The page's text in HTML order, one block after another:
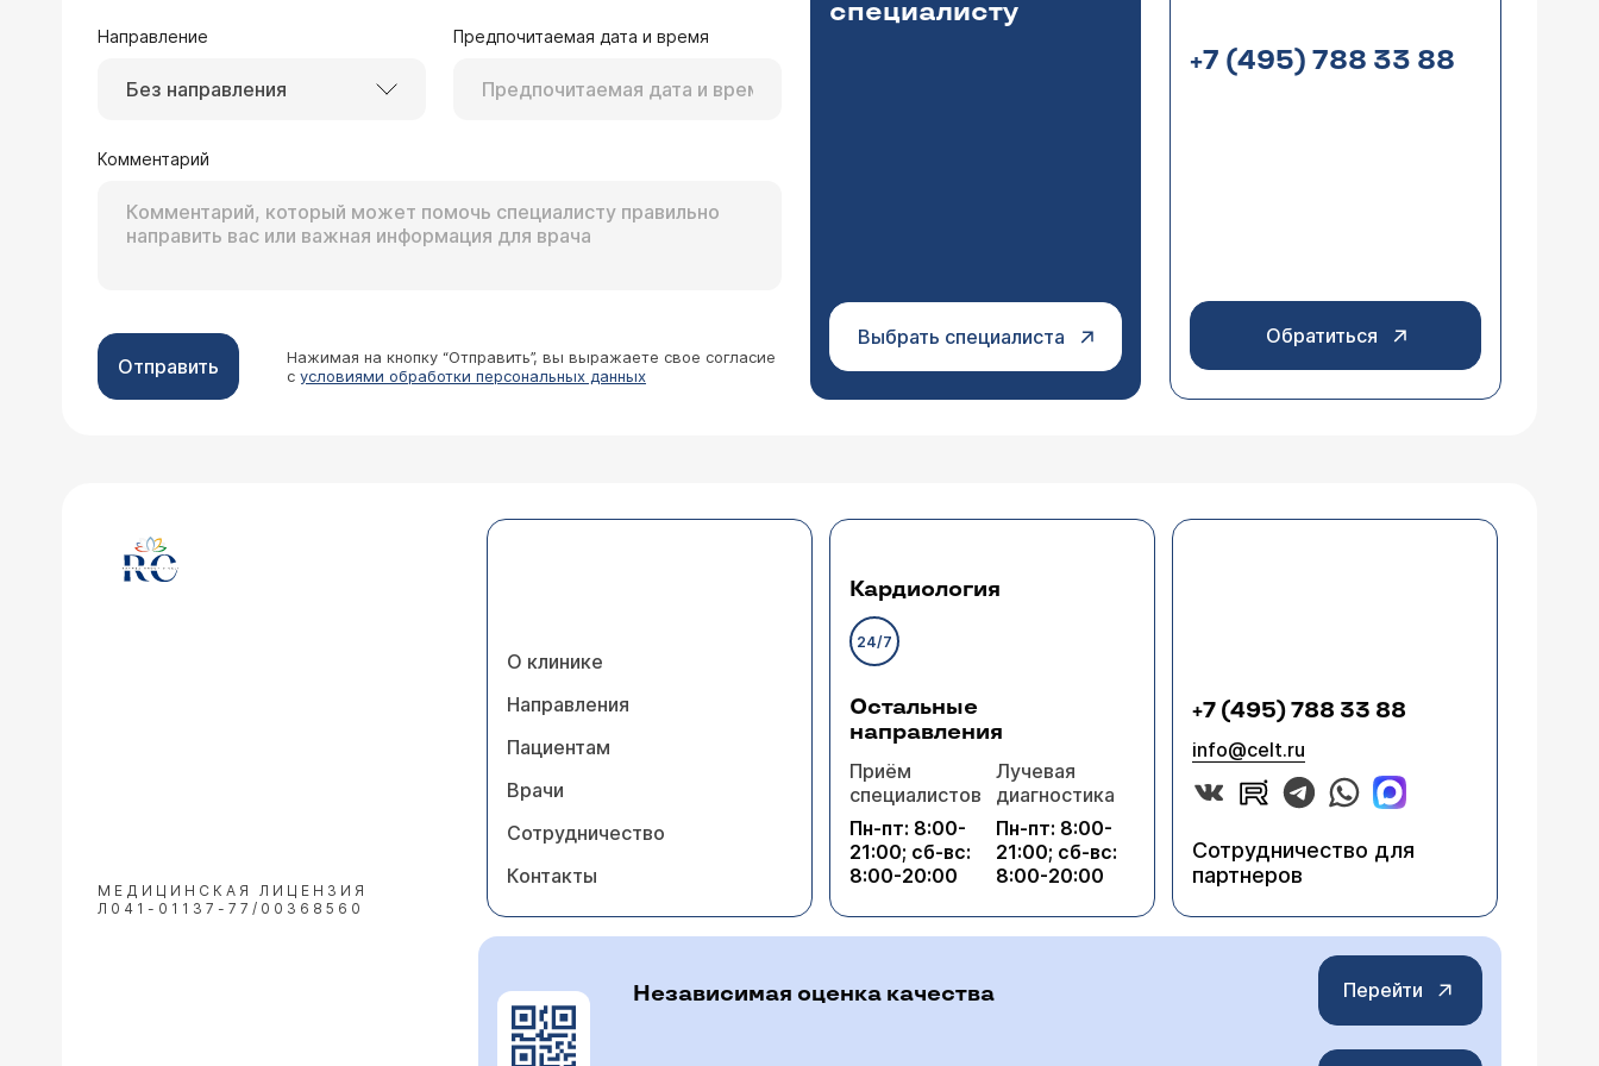
Направление
Без направления
Предпочитаемая дата и время
Комментарий
Отправить
Нажимая на кнопку “Отправить”, вы выражаете свое согласие
с условиями обработки персональных данных
специалисту
Выбрать специалиста
+7 (495) 788 33 88
Обратиться
МЕДИЦИНСКАЯ ЛИЦЕНЗИЯ
Л041-01137-77/00368560
О клинике
Направления
Пациентам
Врачи
Сотрудничество
Контакты
Кардиология
24/7
Остальные
направления
Приём
специалистов
Пн-пт: 8:00-
21:00; сб-вс:
8:00-20:00
Лучевая
диагностика
Пн-пт: 8:00-
21:00; сб-вс:
8:00-20:00
+7 (495) 788 33 88
info@celt.ru
Сотрудничество для
партнеров
Независимая оценка качества Перейти